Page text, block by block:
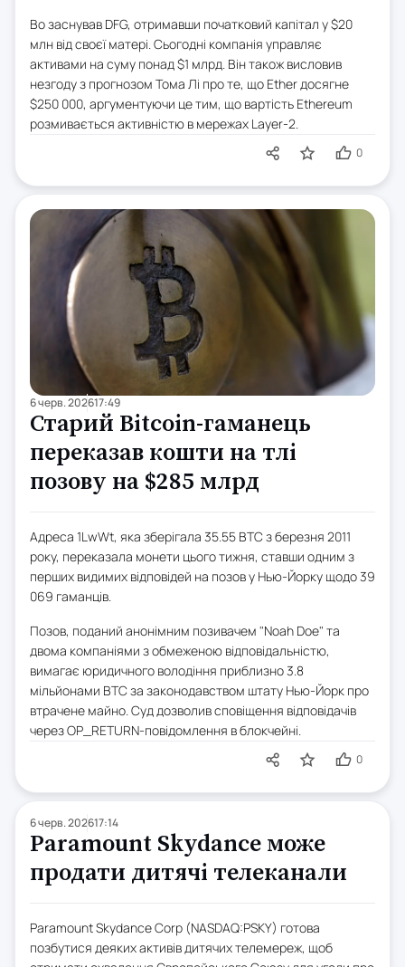
Во заснував DFG, отримавши початковий капітал у $20
млн від своєї матері. Сьогодні компанія управляє
активами на суму понад $1 млрд. Він також висловив
незгоду з прогнозом Тома Лі про те, що Ether досягне
$250 000, аргументуючи це тим, що вартість Ethereum
розмивається активністю в мережах Layer-2.
0
6 черв. 202617:49
Старий Bitcoin-гаманець
переказав кошти на тлі
позову на $285 млрд
Адреса 1LwWt, яка зберігала 35.55 BTC з березня 2011
року, переказала монети цього тижня, ставши одним з
перших видимих відповідей на позов у Нью-Йорку щодо 39
069 гаманців.
Позов, поданий анонімним позивачем "Noah Doe" та
двома компаніями з обмеженою відповідальністю,
вимагає юридичного володіння приблизно 3.8
мільйонами BTC за законодавством штату Нью-Йорк про
втрачене майно. Суд дозволив сповіщення відповідачів
через OP_RETURN-повідомлення в блокчейні.
0
6 черв. 202617:14
Paramount Skydance може
продати дитячі телеканали
Paramount Skydance Corp (NASDAQ:PSKY) готова
позбутися деяких активів дитячих телемереж, щоб